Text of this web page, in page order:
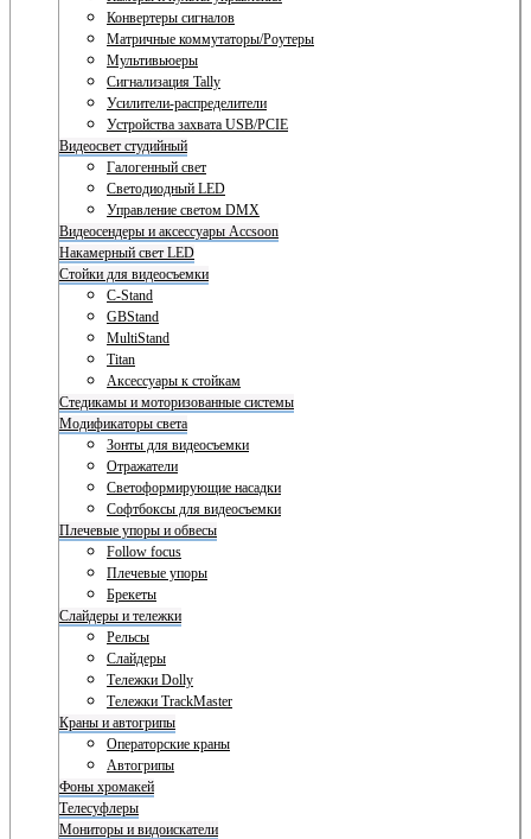
Конвертеры сигналов
Матричные коммутаторы/Роутеры
Мультивьюеры
Сигнализация Tally
Усилители-распределители
Устройства захвата USB/PCIE
Видеосвет студийный
Галогенный свет
Светодиодный LED
Управление светом DMX
Видеосендеры и аксессуары Accsoon
Накамерный свет LED
Стойки для видеосъемки
C-Stand
GBStand
MultiStand
Titan
Аксессуары к стойкам
Стедикамы и моторизованные системы
Модификаторы света
Зонты для видеосъемки
Отражатели
Светоформирующие насадки
Софтбоксы для видеосъемки
Плечевые упоры и обвесы
Follow focus
Плечевые упоры
Брекеты
Слайдеры и тележки
Рельсы
Слайдеры
Тележки Dolly
Тележки TrackMaster
Краны и автогрипы
Операторские краны
Автогрипы
Фоны хромакей
Телесуфлеры
Мониторы и видоискатели